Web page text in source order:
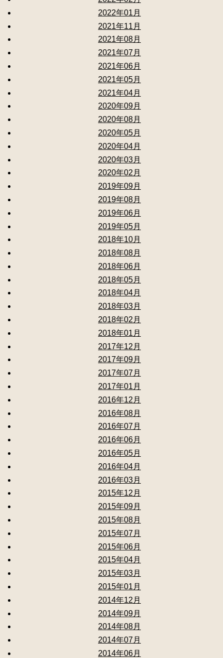
2022年01月
2021年11月
2021年08月
2021年07月
2021年06月
2021年05月
2021年04月
2020年09月
2020年08月
2020年05月
2020年04月
2020年03月
2020年02月
2019年09月
2019年08月
2019年06月
2019年05月
2018年10月
2018年08月
2018年06月
2018年05月
2018年04月
2018年03月
2018年02月
2018年01月
2017年12月
2017年09月
2017年07月
2017年01月
2016年12月
2016年08月
2016年07月
2016年06月
2016年05月
2016年04月
2016年03月
2015年12月
2015年09月
2015年08月
2015年07月
2015年06月
2015年04月
2015年03月
2015年01月
2014年12月
2014年09月
2014年08月
2014年07月
2014年06月